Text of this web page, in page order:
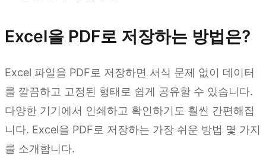
Excel을 PDF로 저장하는 방법은?
Excel 파일을 PDF로 저장하면 서식 문제 없이 데이터
를 깔끔하고 고정된 형태로 쉽게 공유할 수 있습니다.
다양한 기기에서 인쇄하고 확인하기도 훨씬 간편해집
니다. Excel을 PDF로 저장하는 가장 쉬운 방법 몇 가지
를 소개합니다.